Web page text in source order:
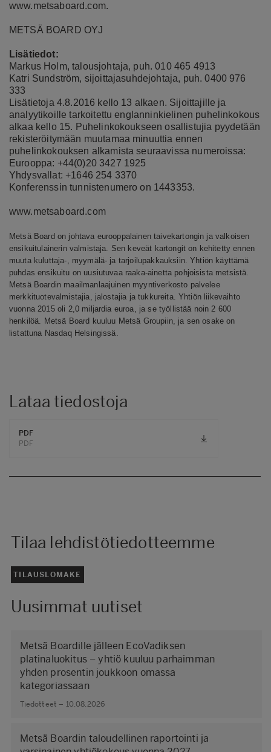
www.metsaboard.com.
METSÄ BOARD OYJ
Lisätiedot:
Markus Holm, talousjohtaja, puh. 010 465 4913
Katri Sundström, sijoittajasuhdejohtaja, puh. 0400 976
333
Lisätietoja 4.8.2016 kello 13 alkaen. Sijoittajille ja
analyytikoille tarkoitettu englanninkielinen puhelinkokous
alkaa kello 15. Puhelinkokoukseen osallistujia pyydetään
rekisteröitymään muutamaa minuuttia ennen
puhelinkokouksen alkamista seuraavissa numeroissa:
Eurooppa: +44(0)20 3427 1925
Yhdysvallat: +1646 254 3370
Konferenssin tunnistenumero on 1443353.
www.metsaboard.com
Metsä Board on johtava eurooppalainen taivekartongin ja valkoisen
ensikuitulainerin valmistaja. Sen keveät kartongit on kehitetty ennen
muuta kuluttaja-, myymälä- ja tarjoilupakkauksiin. Yhtiön käyttämä
puhdas ensikuitu on uusiutuvaa raaka-ainetta pohjoisista metsistä.
Metsä Boardin maailmanlaajuinen myyntiverkosto palvelee
merkkituotevalmistajia, jalostajia ja tukkureita. Yhtiön liikevaihto
vuonna 2015 oli 2,0 miljardia euroa, ja se työllistää noin 2 600
henkilöä. Metsä Board kuuluu Metsä Groupiin, ja sen osake on
listattuna Nasdaq Helsingissä.
Lataa tiedostoja
PDF
PDF
Tilaa lehdistötiedotteemme
TILAUSLOMAKE
Uusimmat uutiset
Metsä Boardille jälleen EcoVadiksen
platinaluokitus – yhtiö kuuluu parhaimman
yhden prosentin joukkoon omassa
kategoriassaan
Tiedotteet – 10.08.2026
Metsä Boardin taloudellinen raportointi ja